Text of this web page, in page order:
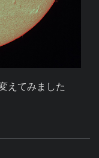
えてみました